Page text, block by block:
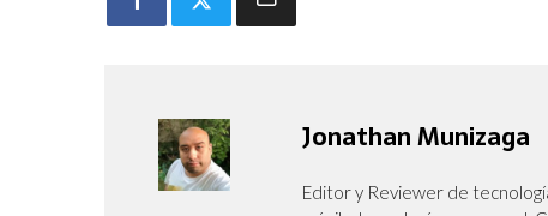
Jonathan Munizaga
Editor y Reviewer de